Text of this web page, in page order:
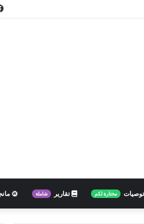
توصيات مختارة لكم تقارير شاملة